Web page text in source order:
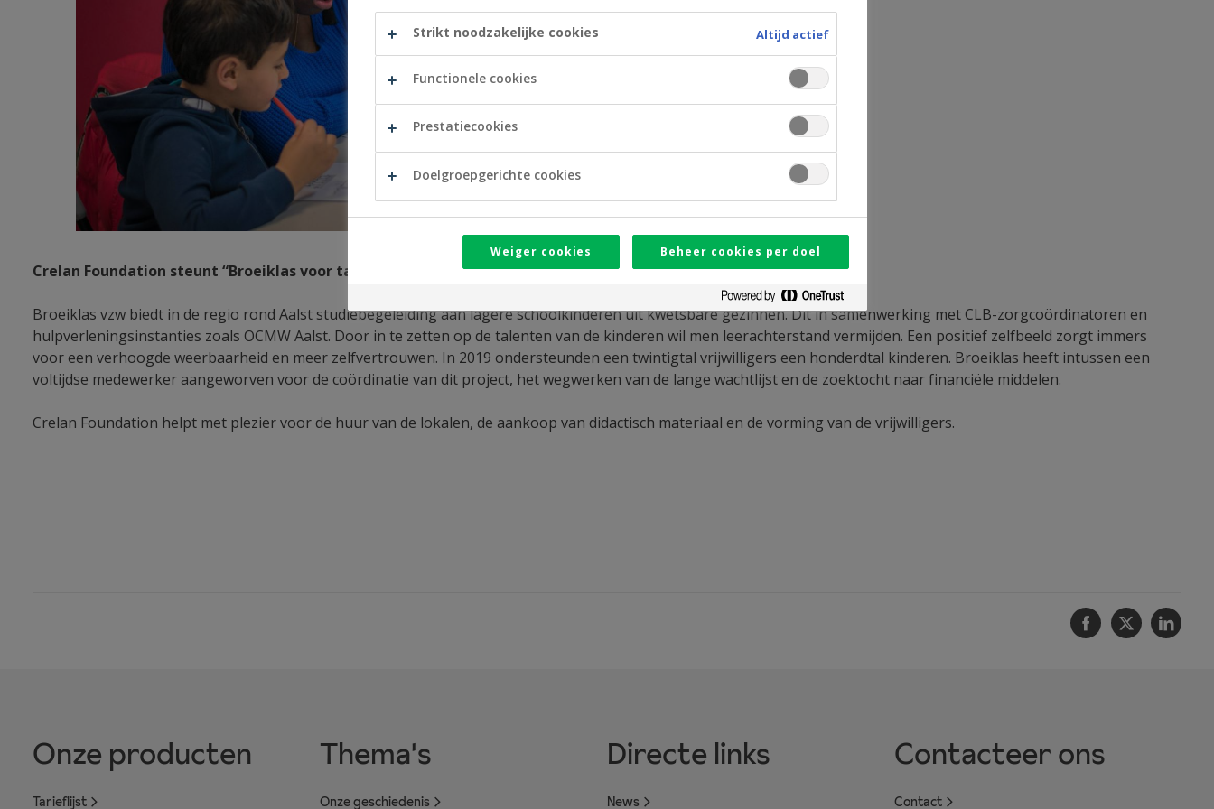
Crelan Foundation steunt “Broeiklas voor talent” (uit Aalst) die inzet op de talenten van kwetsbare kinderen.
Broeiklas vzw biedt in de regio rond Aalst studiebegeleiding aan lagere schoolkinderen uit kwetsbare gezinnen. Dit in samenwerking met CLB-zorgcoördinatoren en
hulpverleningsinstanties zoals OCMW Aalst. Door in te zetten op de talenten van de kinderen wil men leerachterstand vermijden. Een positief zelfbeeld zorgt immers
voor een verhoogde weerbaarheid en meer zelfvertrouwen. In 2019 ondersteunden een twintigtal vrijwilligers een honderdtal kinderen. Broeiklas heeft intussen een
voltijdse medewerker aangeworven voor de coördinatie van dit project, het wegwerken van de lange wachtlijst en de zoektocht naar financiële middelen.
Crelan Foundation helpt met plezier voor de huur van de lokalen, de aankoop van didactisch materiaal en de vorming van de vrijwilligers.
Facebook
Twitter
Onze producten
Tarieflijst
Thema's
Onze geschiedenis
Directe links
News
Contacteer ons
Contact
Strikt noodzakelijke cookies Altijd actief
Functionele cookies
Prestatiecookies
Doelgroepgerichte cookies
Weiger cookies Beheer cookies per doel